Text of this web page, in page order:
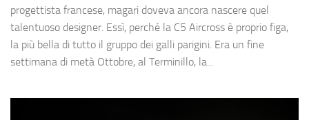
progettista francese, magari doveva ancora nascere quel
talentuoso designer. Essì, perché la C5 Aircross è proprio figa,
la più bella di tutto il gruppo dei galli parigini. Era un fine
settimana di metà Ottobre, al Terminillo, la...